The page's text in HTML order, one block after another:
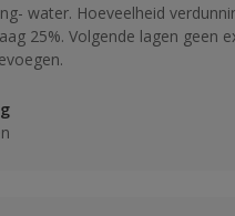
water. Hoeveelheid
25%. Volgende lagen geen